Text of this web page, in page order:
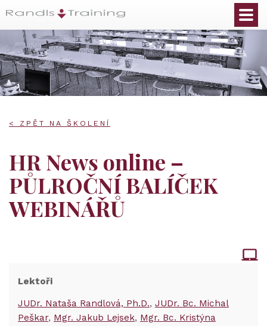
< ZPĚT NA ŠKOLENÍ
HR News online –
PŮLROČNÍ BALÍČEK
WEBINÁŘŮ
Lektoři
JUDr. Nataša Randlová, Ph.D. JUDr. Bc. Michal
Peškar Mgr. Jakub Lejsek Mgr. Bc. Kristýna